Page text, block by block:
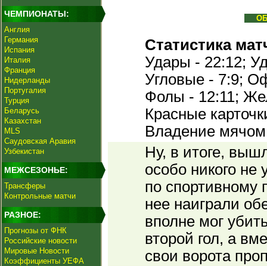
ЧЕМПИОНАТЫ:
Англия
Германия
Испания
Италия
Франция
Нидерланды
Португалия
Турция
Беларусь
Казахстан
MLS
Саудовская Аравия
Узбекистан
МЕЖСЕЗОНЬЕ:
Трансферы
Контрольные матчи
РАЗНОЕ:
Прогнозы от ФНК
Российские новости
Мировые Новости
Коэффициенты УЕФА
Статистика
Удары - 22:12;
Угловые - 7:9;
Фолы - 12:11;
Красные
Владение
Ну, в итоге,
особо никого не
по спортивному
нее наиграли
вполне мог
второй гол, а
свои ворота